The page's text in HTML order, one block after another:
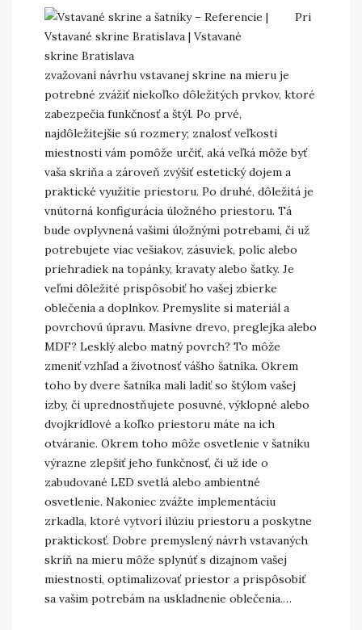
Pri
zvažovaní návrhu vstavanej skrine na mieru je
potrebné zvážiť niekoľko dôležitých prvkov, ktoré
zabezpečia funkčnosť a štýl. Po prvé,
najdôležitejšie sú rozmery; znalosť veľkosti
miestnosti vám pomôže určiť, aká veľká môže byť
vaša skriňa a zároveň zvýšiť estetický dojem a
praktické využitie priestoru. Po druhé, dôležitá je
vnútorná konfigurácia úložného priestoru. Tá
bude ovplyvnená vašimi úložnými potrebami, či už
potrebujete viac vešiakov, zásuviek, políc alebo
priehradiek na topánky, kravaty alebo šatky. Je
veľmi dôležité prispôsobiť ho vašej zbierke
oblečenia a doplnkov. Premyslite si materiál a
povrchovú úpravu. Masívne drevo, preglejka alebo
MDF? Lesklý alebo matný povrch? To môže
zmeniť vzhľad a životnosť vášho šatníka. Okrem
toho by dvere šatníka mali ladiť so štýlom vašej
izby, či uprednostňujete posuvné, výklopné alebo
dvojkrídlové a koľko priestoru máte na ich
otváranie. Okrem toho môže osvetlenie v šatníku
výrazne zlepšiť jeho funkčnosť, či už ide o
zabudované LED svetlá alebo ambientné
osvetlenie. Nakoniec zvážte implementáciu
zrkadla, ktoré vytvorí ilúziu priestoru a poskytne
praktickosť. Dobre premyslený návrh vstavaných
skríň na mieru môže splynúť s dizajnom vašej
miestnosti, optimalizovať priestor a prispôsobiť
sa vašim potrebám na uskladnenie oblečenia.…